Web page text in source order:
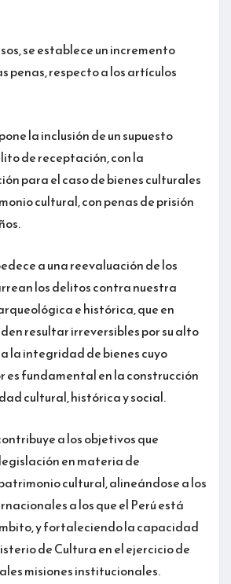
se establece un incremento
penas, respecto a los artículos
la inclusión de un supuesto
de receptación, con la
para el caso de bienes culturales
cultural, con penas de prisión
a una reevaluación de los
los delitos contra nuestra
e histórica, que en
resultar irreversibles por su alto
la integridad de bienes cuyo
es fundamental en la construcción
cultural, histórica y social.
a los objetivos que
en materia de
cultural, alineándose a los
a los que el Perú está
y fortaleciendo la capacidad
de Cultura en el ejercicio de
misiones institucionales.